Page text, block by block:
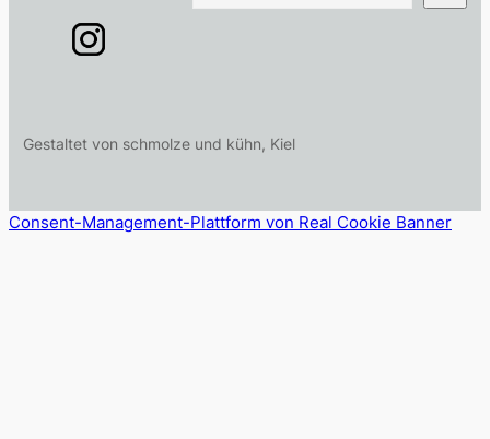
c
Gestaltet von schmolze und kühn, Kiel
Consent-Management-Plattform von Real Cookie Banner